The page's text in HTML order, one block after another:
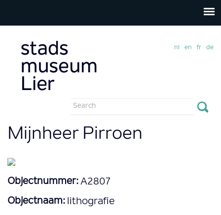
Search
form
nl en fr de
Mijnheer Pirroen
Objectnummer: A2807
Objectnaam: lithografie